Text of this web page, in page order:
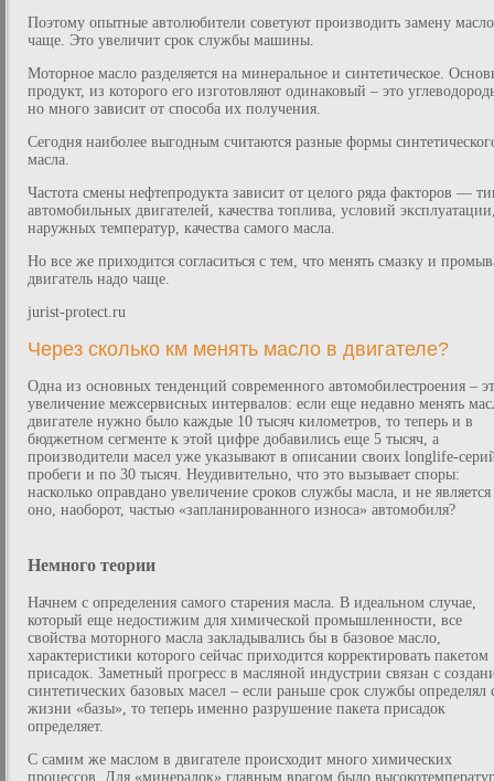
Поэтому опытные автолюбители советуют производить замену масло
чаще. Это увеличит срок службы машины.
Моторное масло разделяется на минеральное и синтетическое.
продукт, из которого его изготовляют одинаковый – это
но много зависит от способа их получения.
Сегодня наиболее выгодным считаются разные формы
масла.
Частота смены нефтепродукта зависит от целого ряда факторов —
автомобильных двигателей, качества топлива, условий
наружных температур, качества самого масла.
Но все же приходится согласиться с тем, что менять смазку и
двигатель надо чаще.
jurist-protect.ru
Через сколько км менять масло в двигателе?
Одна из основных тенденций современного автомобилестроения –
увеличение межсервисных интервалов: если еще недавно менять
двигателе нужно было каждые 10 тысяч километров, то теперь и в
бюджетном сегменте к этой цифре добавились еще 5 тысяч, а
производители масел уже указывают в описании своих longlife-
пробеги и по 30 тысяч. Неудивительно, что это вызывает споры:
насколько оправдано увеличение сроков службы масла, и не
оно, наоборот, частью «запланированного износа» автомобиля?
Немного теории
Начнем с определения самого старения масла. В идеальном случае,
который еще недостижим для химической промышленности, все
свойства моторного масла закладывались бы в базовое масло,
характеристики которого сейчас приходится корректировать пакетом
присадок. Заметный прогресс в масляной индустрии связан с
синтетических базовых масел – если раньше срок службы определял
жизни «базы», то теперь именно разрушение пакета присадок
определяет.
С самим же маслом в двигателе происходит много химических
процессов. Для «минералок» главным врагом было